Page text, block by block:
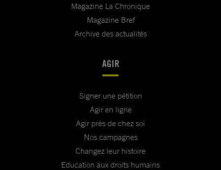
Magazine La Chronique
Magazine Bref
Archive des actualités
AGIR
Signer une pétition
Agir en ligne
Agir près de chez soi
Nos campagnes
Changez leur histoire
Education aux droits humains